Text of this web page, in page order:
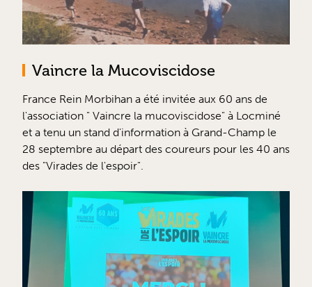
Vaincre la Mucoviscidose
France Rein Morbihan a été invitée aux 60 ans de
l'association " Vaincre la mucoviscidose" à Locminé
et a tenu un stand d'information à Grand-Champ le
28 septembre au départ des coureurs pour les 40 ans
des "Virades de l'espoir".